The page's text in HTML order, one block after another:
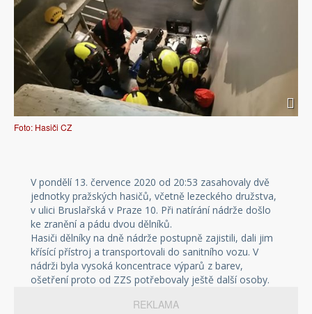
Foto: Hasiči CZ
V pondělí 13. července 2020 od 20:53 zasahovaly dvě
jednotky pražských hasičů, včetně lezeckého družstva,
v ulici Bruslařská v Praze 10. Při natírání nádrže došlo
ke zranění a pádu dvou dělníků.
Hasiči dělníky na dně nádrže postupně zajistili, dali jim
křísící přístroj a transportovali do sanitního vozu. V
nádrži byla vysoká koncentrace výparů z barev,
ošetření proto od ZZS potřebovaly ještě další osoby.
REKLAMA